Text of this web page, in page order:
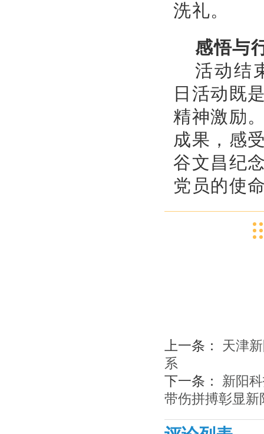
洗礼。
感悟与
活动结
日活动既
精神激励
成果，感
谷文昌纪
党员的使
上一条： 天津
系
下一条： 新阳
带伤拼搏彰显新